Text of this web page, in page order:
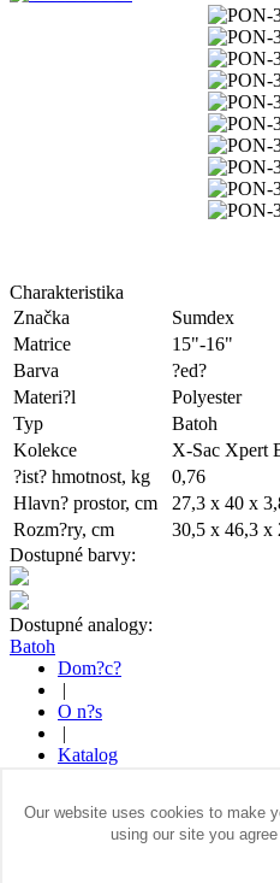
Charakteristika
Značka
Sumdex
Matrice
15"-16"
Barva
?ed?
Materi?l
Polyester
Typ
Batoh
Kolekce
X-Sac Xpert
?ist? hmotnost, kg
0,76
Hlavn? prostor, cm
27,3 x 40 x
Rozm?ry, cm
30,5 x 46,3 x
Dostupné barvy:
Dostupné analogy:
Batoh
Dom?c?
|
O n?s
|
Katalog
|
Kontakty
Our website uses cookies to make
using our site you